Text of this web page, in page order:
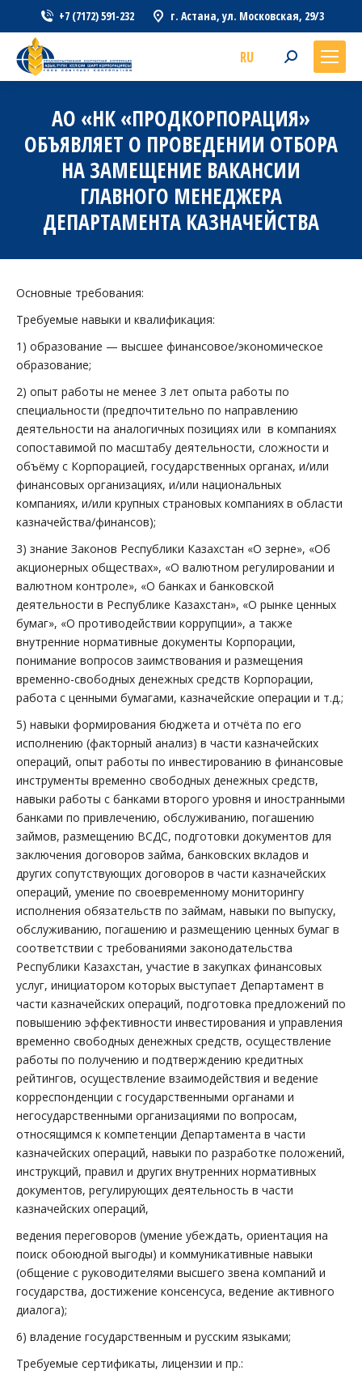
+7 (7172) 591-232 г. Астана, ул. Московская, 29/3
RU Search:
АО «НК «ПРОДКОРПОРАЦИЯ»
ОБЪЯВЛЯЕТ О ПРОВЕДЕНИИ ОТБОРА
НА ЗАМЕЩЕНИЕ ВАКАНСИИ
ГЛАВНОГО МЕНЕДЖЕРА
ДЕПАРТАМЕНТА КАЗНАЧЕЙСТВА
Основные требования:
Требуемые навыки и квалификация:
1) образование — высшее финансовое/экономическое
образование;
2) опыт работы не менее 3 лет опыта работы по
специальности (предпочтительно по направлению
деятельности на аналогичных позициях или в компаниях
сопоставимой по масштабу деятельности, сложности и
объёму с Корпорацией, государственных органах, и/или
финансовых организациях, и/или национальных
компаниях, и/или крупных страновых компаниях в области
казначейства/финансов);
3) знание Законов Республики Казахстан «О зерне», «Об
акционерных обществах», «О валютном регулировании и
валютном контроле», «О банках и банковской
деятельности в Республике Казахстан», «О рынке ценных
бумаг», «О противодействии коррупции», а также
внутренние нормативные документы Корпорации,
понимание вопросов заимствования и размещения
временно-свободных денежных средств Корпорации,
работа с ценными бумагами, казначейские операции и т.д.;
5) навыки формирования бюджета и отчёта по его
исполнению (факторный анализ) в части казначейских
операций, опыт работы по инвестированию в финансовые
инструменты временно свободных денежных средств,
навыки работы с банками второго уровня и иностранными
банками по привлечению, обслуживанию, погашению
займов, размещению ВСДС, подготовки документов для
заключения договоров займа, банковских вкладов и
других сопутствующих договоров в части казначейских
операций, умение по своевременному мониторингу
исполнения обязательств по займам, навыки по выпуску,
обслуживанию, погашению и размещению ценных бумаг в
соответствии с требованиями законодательства
Республики Казахстан, участие в закупках финансовых
услуг, инициатором которых выступает Департамент в
части казначейских операций, подготовка предложений по
повышению эффективности инвестирования и управления
временно свободных денежных средств, осуществление
работы по получению и подтверждению кредитных
рейтингов, осуществление взаимодействия и ведение
корреспонденции с государственными органами и
негосударственными организациями по вопросам,
относящимся к компетенции Департамента в части
казначейских операций, навыки по разработке положений,
инструкций, правил и других внутренних нормативных
документов, регулирующих деятельность в части
казначейских операций,
ведения переговоров (умение убеждать, ориентация на
поиск обоюдной выгоды) и коммуникативные навыки
(общение с руководителями высшего звена компаний и
государства, достижение консенсуса, ведение активного
диалога);
6) владение государственным и русским языками;
Требуемые сертификаты, лицензии и пр.: